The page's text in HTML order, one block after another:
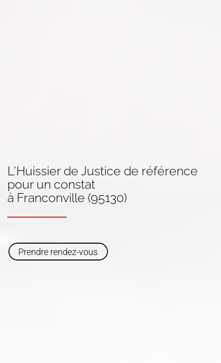
L'Huissier de Justice de référence
pour un constat
à Franconville (95130)
Prendre rendez-vous